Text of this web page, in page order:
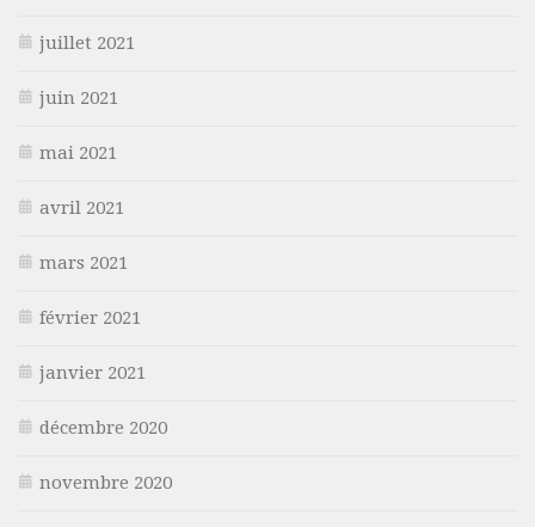
juillet 2021
juin 2021
mai 2021
avril 2021
mars 2021
février 2021
janvier 2021
décembre 2020
novembre 2020